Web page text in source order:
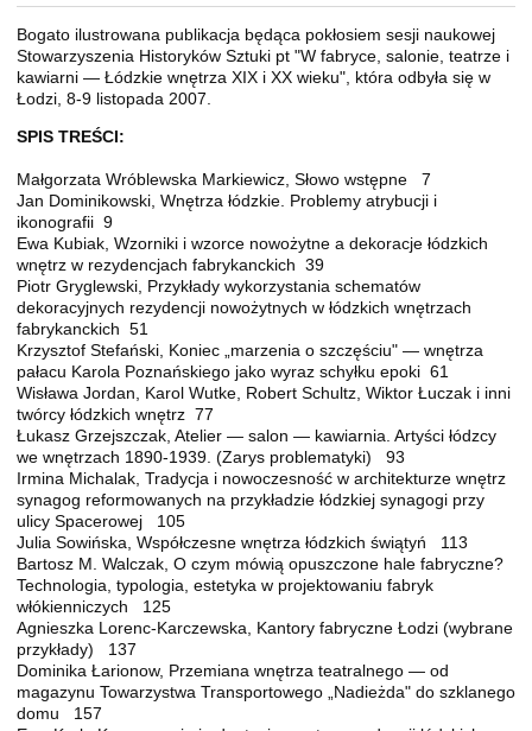
Bogato ilustrowana publikacja będąca pokłosiem sesji naukowej
Stowarzyszenia Historyków Sztuki pt "W fabryce, salonie, teatrze i
kawiarni — Łódzkie wnętrza XIX i XX wieku", która odbyła się w
Łodzi, 8-9 listopada 2007.
SPIS TREŚCI:
Małgorzata Wróblewska Markiewicz, Słowo wstępne 7
Jan Dominikowski, Wnętrza łódzkie. Problemy atrybucji i
ikonografii 9
Ewa Kubiak, Wzorniki i wzorce nowożytne a dekoracje łódzkich
wnętrz w rezydencjach fabrykanckich 39
Piotr Gryglewski, Przykłady wykorzystania schematów
dekoracyjnych rezydencji nowożytnych w łódzkich wnętrzach
fabrykanckich 51
Krzysztof Stefański, Koniec „marzenia o szczęściu" — wnętrza
pałacu Karola Poznańskiego jako wyraz schyłku epoki 61
Wisława Jordan, Karol Wutke, Robert Schultz, Wiktor Łuczak i inni
twórcy łódzkich wnętrz 77
Łukasz Grzejszczak, Atelier — salon — kawiarnia. Artyści łódzcy
we wnętrzach 1890-1939. (Zarys problematyki) 93
Irmina Michalak, Tradycja i nowoczesność w architekturze wnętrz
synagog reformowanych na przykładzie łódzkiej synagogi przy
ulicy Spacerowej 105
Julia Sowińska, Współczesne wnętrza łódzkich świątyń 113
Bartosz M. Walczak, O czym mówią opuszczone hale fabryczne?
Technologia, typologia, estetyka w projektowaniu fabryk
włókienniczych 125
Agnieszka Lorenc-Karczewska, Kantory fabryczne Łodzi (wybrane
przykłady) 137
Dominika Łarionow, Przemiana wnętrza teatralnego — od
magazynu Towarzystwa Transportowego „Nadieżda" do szklanego
domu 157